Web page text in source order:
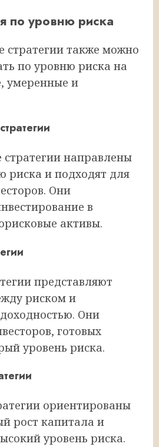
по уровню риска
стратегии также можно
по уровню риска на
умеренные и
стратегии направлены
риска и подходят для
Они
в
активы.
представляют
риском и
Они
готовых
уровень риска.
ориентированы
рост капитала и
уровень риска.